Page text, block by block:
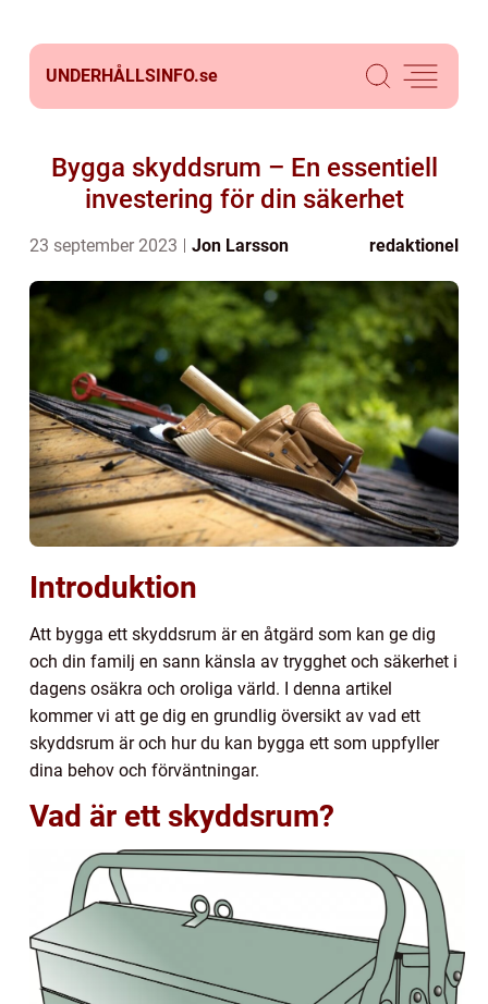
UNDERHÅLLSINFO.se
Bygga skyddsrum – En essentiell
investering för din säkerhet
23 september 2023 Jon Larsson redaktionel
Introduktion
Att bygga ett skyddsrum är en åtgärd som kan ge dig
och din familj en sann känsla av trygghet och säkerhet i
dagens osäkra och oroliga värld. I denna artikel
kommer vi att ge dig en grundlig översikt av vad ett
skyddsrum är och hur du kan bygga ett som uppfyller
dina behov och förväntningar.
Vad är ett skyddsrum?